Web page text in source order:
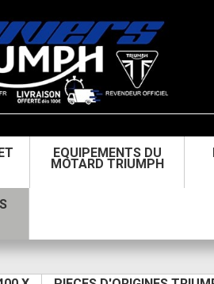
EQUIPEMENTS DU
MOTARD TRIUMPH